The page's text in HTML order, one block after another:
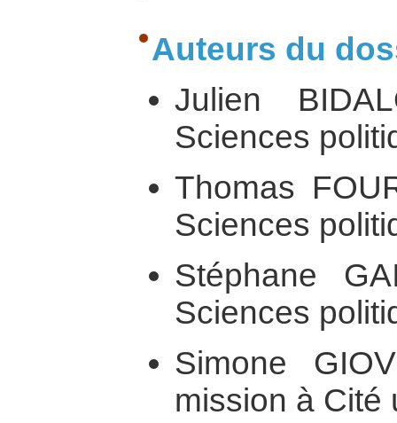
Auteurs du
Julien
Sciences
Thomas
Sciences
Stéphane
Sciences
Simone
mission à Cité